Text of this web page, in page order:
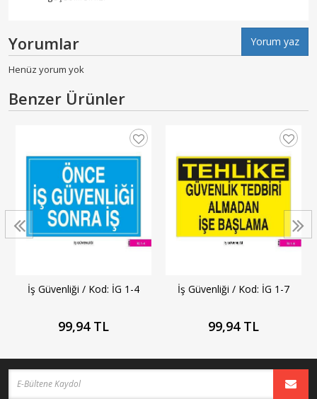
Yorumlar Yorum yaz
Henüz yorum yok
Benzer Ürünler
İş Güvenliği / Kod: İG 1-4
99,94 TL
İş Güvenliği / Kod: İG 1-7
99,94 TL